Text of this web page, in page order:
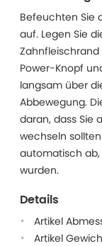
Befeuchten Sie
auf. Legen Sie
Zahnfleischrand
Power-Knopf
langsam über
Abbewegung.
daran, dass Sie
wechseln
automatisch
wurden.
Details
Artikel
Artikel